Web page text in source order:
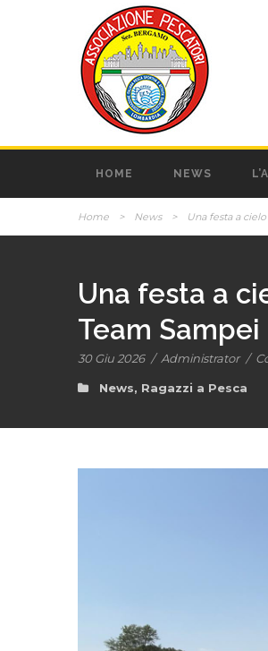
HOME NEWS
Home > News > Una festa a
Una festa a
Team Sampei
30 Giu 2026 / Administrator /
News, Ragazzi a Pesca